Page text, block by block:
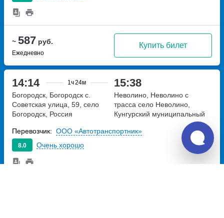
~ 587 руб.
Ежедневно
Купить билет
14:14 1ч24м 15:38
Богородск, Богородск с.
Советская улица, 59, село
Богородск, Россия
Неволино, Неволино с
трасса село Неволино,
Кунгурский муниципальный
8.0 Очень хорошо
Перевозчик: ООО «Автотранспортник»